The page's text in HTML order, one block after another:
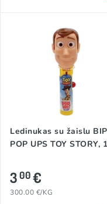
Ledinukas su žaislu BIP
POP UPS TOY STORY,
300€
300.00 €/KG